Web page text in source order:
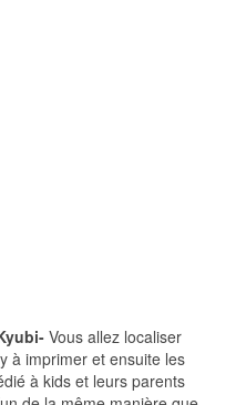
Vous allez localiser
à imprimer et ensuite les
à kids et leurs parents